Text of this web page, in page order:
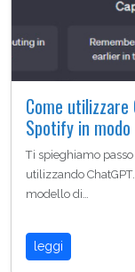
Come
Spotify in
Ti spieghiamo
utilizzando
modello di…
leggi